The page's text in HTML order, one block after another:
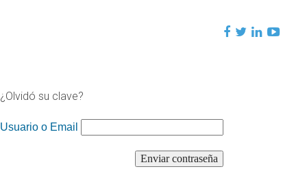
¿Olvidó su clave?
Usuario o Email